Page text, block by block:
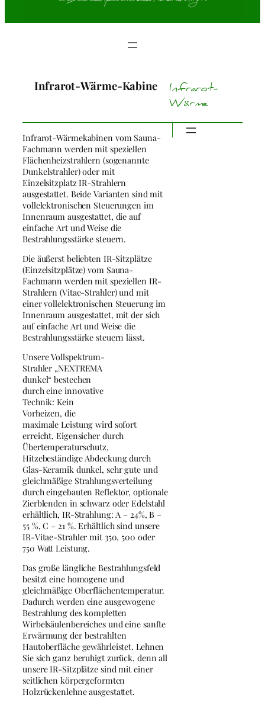
Infrarot-Wärme-Kabine
Infrarot-
Wärme
Infrarot-Wärmekabinen vom Sauna-
Fachmann werden mit speziellen
Flächenheizstrahlern (sogenannte
Dunkelstrahler) oder mit
Einzelsitzplatz IR-Strahlern
ausgestattet. Beide Varianten sind mit
vollelektronischen Steuerungen im
Innenraum ausgestattet, die auf
einfache Art und Weise die
Bestrahlungsstärke steuern.
Die äußerst beliebten IR-Sitzplätze
(Einzelsitzplätze) vom Sauna-
Fachmann werden mit speziellen IR-
Strahlern (Vitae-Strahler) und mit
einer vollelektronischen Steuerung im
Innenraum ausgestattet, mit der sich
auf einfache Art und Weise die
Bestrahlungsstärke steuern lässt.
Unsere Vollspektrum-
Strahler „NEXTREMA
dunkel“ bestechen
durch eine innovative
Technik: Kein
Vorheizen, die
maximale Leistung wird sofort
erreicht, Eigensicher durch
Übertemperaturschutz,
Hitzebeständige Abdeckung durch
Glas-Keramik dunkel, sehr gute und
gleichmäßige Strahlungsverteilung
durch eingebauten Reflektor, optionale
Zierblenden in schwarz oder Edelstahl
erhältlich, IR-Strahlung: A – 24%, B –
55 %, C – 21 %. Erhältlich sind unsere
IR-Vitae-Strahler mit 350, 500 oder
750 Watt Leistung.
Das große längliche Bestrahlungsfeld
besitzt eine homogene und
gleichmäßige Oberflächentemperatur.
Dadurch werden eine ausgewogene
Bestrahlung des kompletten
Wirbelsäulenbereiches und eine sanfte
Erwärmung der bestrahlten
Hautoberfläche gewährleistet. Lehnen
Sie sich ganz beruhigt zurück, denn all
unsere IR-Sitzplätze sind mit einer
seitlichen körpergeformten
Holzrückenlehne ausgestattet.